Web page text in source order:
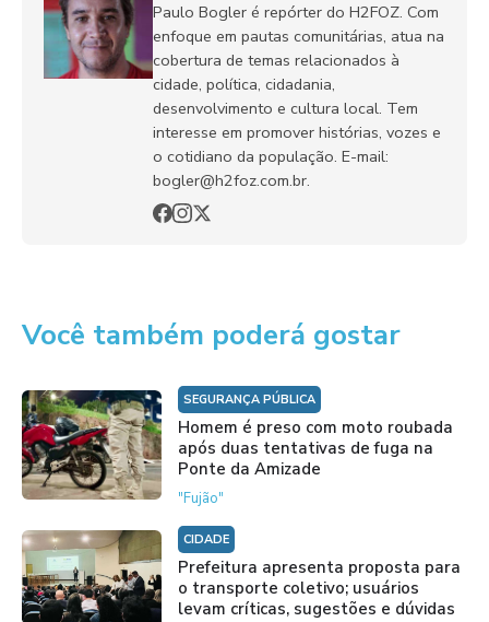
Paulo Bogler é repórter do H2FOZ. Com
enfoque em pautas comunitárias, atua na
cobertura de temas relacionados à
cidade, política, cidadania,
desenvolvimento e cultura local. Tem
interesse em promover histórias, vozes e
o cotidiano da população. E-mail:
bogler@h2foz.com.br.
Você também poderá gostar
SEGURANÇA PÚBLICA
Homem é preso com moto roubada
após duas tentativas de fuga na
Ponte da Amizade
"Fujão"
CIDADE
Prefeitura apresenta proposta para
o transporte coletivo; usuários
levam críticas, sugestões e dúvidas